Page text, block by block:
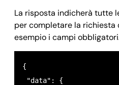
La risposta indicherà tutte
per completare la richiesta
esempio i campi
{
"data": {